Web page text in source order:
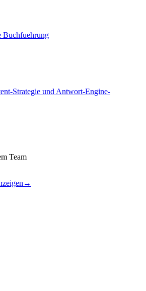
Buchfuehrung
Strategie und Antwort-Engine-
Team
→